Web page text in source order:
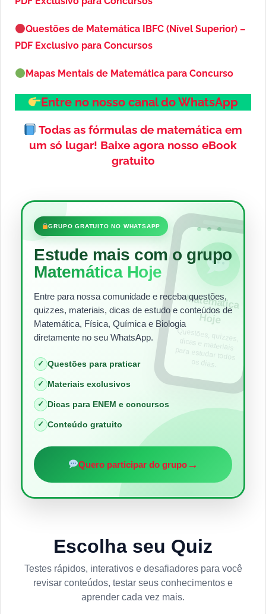
Questões de Matemática IBFC (Nível Superior) –
PDF Exclusivo para Concursos
Mapas Mentais de Matemática para Concurso
Entre no nosso canal do WhatsApp
Todas as fórmulas de matemática em
um só lugar! Baixe agora nosso eBook
gratuito
•••
GRUPO GRATUITO NO WHATSAPP
Estude mais com o grupo
Matemática Hoje
Entre para nossa comunidade e receba questões,
quizzes, materiais, dicas de estudo e conteúdos de
Matemática, Física, Química e Biologia
diretamente no seu WhatsApp.
✓ Questões para praticar
✓ Materiais exclusivos
✓ Dicas para ENEM e concursos
✓ Conteúdo gratuito
Quero participar do grupo→
Matem
ática
Hoje
Questões, quizzes,
dicas e materiais
para estudar todos
os dias.
Escolha seu Quiz
Testes rápidos, interativos e desafiadores para você
revisar conteúdos, testar seus conhecimentos e
aprender cada vez mais.